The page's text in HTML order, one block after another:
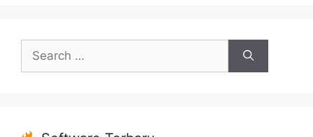
Search
for: